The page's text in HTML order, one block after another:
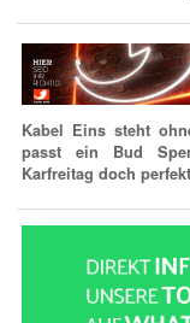
Kabel Eins steht
passt ein Bud
Karfreitag doch